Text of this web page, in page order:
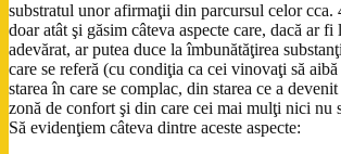
substratul unor afirmaţii din parcursul celor cca.
doar atât şi găsim câteva aspecte care, dacă ar fi
adevărat, ar putea duce la îmbunătăţirea
care se referă (cu condiţia ca cei vinovaţi să
starea în care se complac, din starea ce a
zonă de confort şi din care cei mai mulţi nici nu
Să evidenţiem câteva dintre aceste aspecte: